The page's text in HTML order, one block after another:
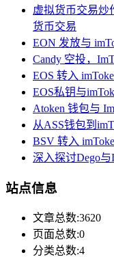
虚拟货币交易炒
货币交易
EON 发放与
Candy 空投，
EOS 转入
EOS私钥与
Atoken 钱包与
从ASS钱包到
BSV 转入
深入探讨Dego
站点信息
文章总数:3620
页面总数:0
分类总数:4